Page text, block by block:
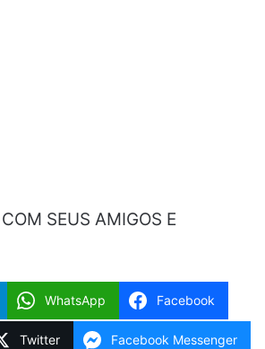
SEUS AMIGOS E
WhatsApp Facebook
Twitter Facebook Messenger